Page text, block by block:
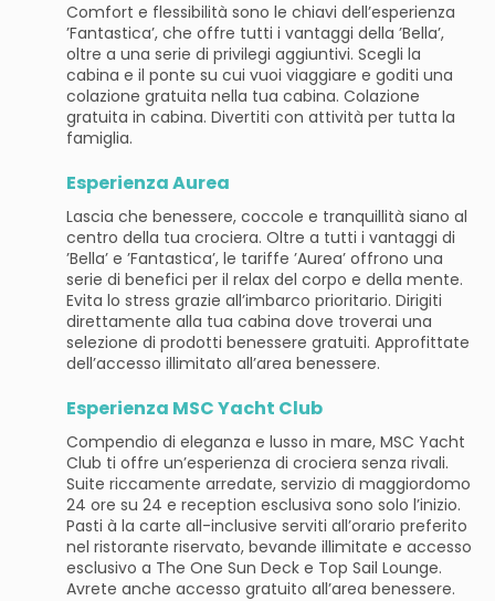
Comfort e flessibilità sono le chiavi dell’esperienza
’Fantastica’, che offre tutti i vantaggi della ’Bella’,
oltre a una serie di privilegi aggiuntivi. Scegli la
cabina e il ponte su cui vuoi viaggiare e goditi una
colazione gratuita nella tua cabina. Colazione
gratuita in cabina. Divertiti con attività per tutta la
famiglia.
Esperienza Aurea
Lascia che benessere, coccole e tranquillità siano al
centro della tua crociera. Oltre a tutti i vantaggi di
’Bella’ e ’Fantastica’, le tariffe ’Aurea’ offrono una
serie di benefici per il relax del corpo e della mente.
Evita lo stress grazie all’imbarco prioritario. Dirigiti
direttamente alla tua cabina dove troverai una
selezione di prodotti benessere gratuiti. Approfittate
dell’accesso illimitato all’area benessere.
Esperienza MSC Yacht Club
Compendio di eleganza e lusso in mare, MSC Yacht
Club ti offre un’esperienza di crociera senza rivali.
Suite riccamente arredate, servizio di maggiordomo
24 ore su 24 e reception esclusiva sono solo l’inizio.
Pasti à la carte all-inclusive serviti all’orario preferito
nel ristorante riservato, bevande illimitate e accesso
esclusivo a The One Sun Deck e Top Sail Lounge.
Avrete anche accesso gratuito all’area benessere.